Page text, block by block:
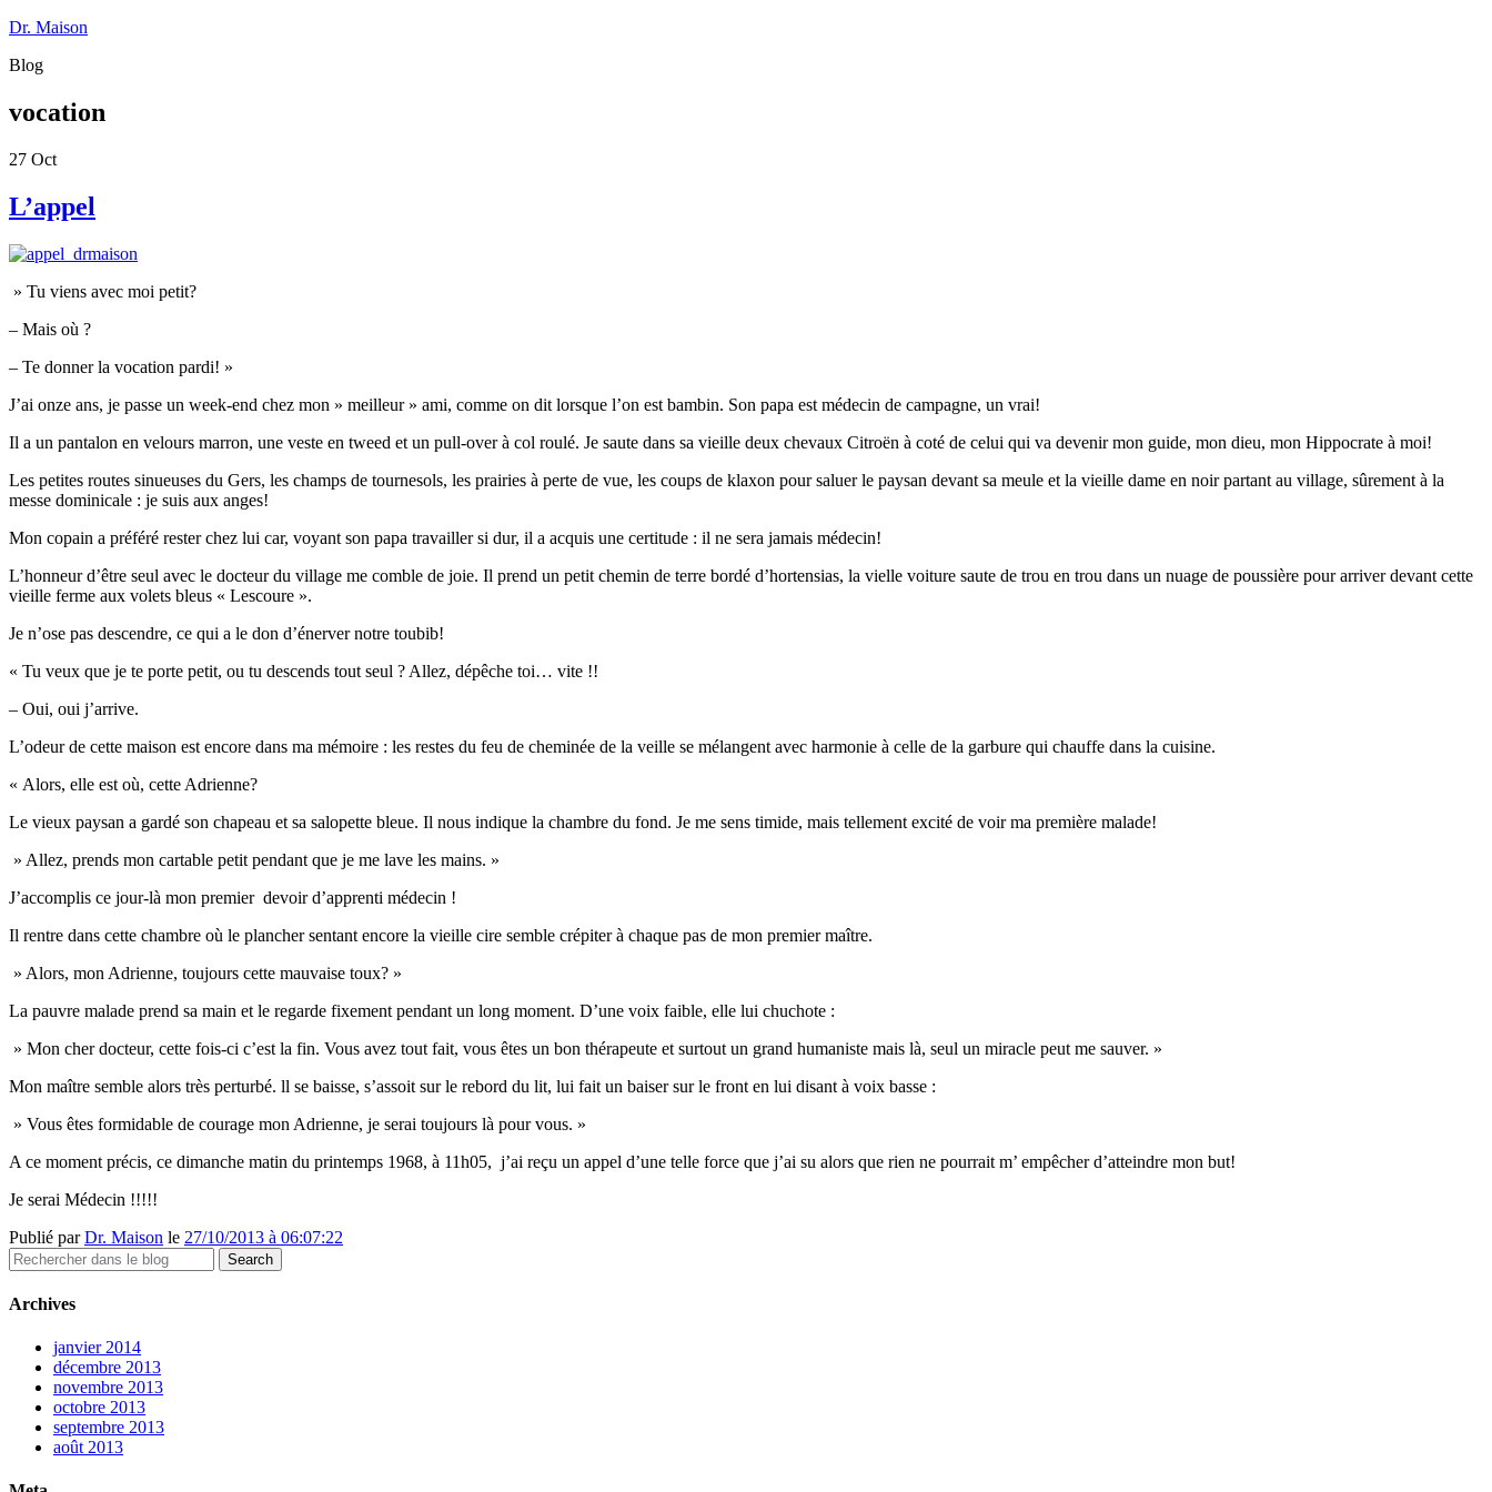
Dr. Maison
Blog
vocation
27 Oct
L’appel
» Tu viens avec moi petit?
– Mais où ?
– Te donner la vocation pardi! »
J’ai onze ans, je passe un week-end chez mon » meilleur » ami, comme on dit lorsque l’on est bambin. Son papa est médecin de campagne, un vrai!
Il a un pantalon en velours marron, une veste en tweed et un pull-over à col roulé. Je saute dans sa vieille deux chevaux Citroën à coté de celui qui va devenir mon guide, mon dieu, mon Hippocrate à moi!
Les petites routes sinueuses du Gers, les champs de tournesols, les prairies à perte de vue, les coups de klaxon pour saluer le paysan devant sa meule et la vieille dame en noir partant au village, sûrement à la
messe dominicale : je suis aux anges!
Mon copain a préféré rester chez lui car, voyant son papa travailler si dur, il a acquis une certitude : il ne sera jamais médecin!
L’honneur d’être seul avec le docteur du village me comble de joie. Il prend un petit chemin de terre bordé d’hortensias, la vielle voiture saute de trou en trou dans un nuage de poussière pour arriver devant cette
vieille ferme aux volets bleus « Lescoure ».
Je n’ose pas descendre, ce qui a le don d’énerver notre toubib!
« Tu veux que je te porte petit, ou tu descends tout seul ? Allez, dépêche toi… vite !!
– Oui, oui j’arrive.
L’odeur de cette maison est encore dans ma mémoire : les restes du feu de cheminée de la veille se mélangent avec harmonie à celle de la garbure qui chauffe dans la cuisine.
« Alors, elle est où, cette Adrienne?
Le vieux paysan a gardé son chapeau et sa salopette bleue. Il nous indique la chambre du fond. Je me sens timide, mais tellement excité de voir ma première malade!
» Allez, prends mon cartable petit pendant que je me lave les mains. »
J’accomplis ce jour-là mon premier devoir d’apprenti médecin !
Il rentre dans cette chambre où le plancher sentant encore la vieille cire semble crépiter à chaque pas de mon premier maître.
» Alors, mon Adrienne, toujours cette mauvaise toux? »
La pauvre malade prend sa main et le regarde fixement pendant un long moment. D’une voix faible, elle lui chuchote :
» Mon cher docteur, cette fois-ci c’est la fin. Vous avez tout fait, vous êtes un bon thérapeute et surtout un grand humaniste mais là, seul un miracle peut me sauver. »
Mon maître semble alors très perturbé. ll se baisse, s’assoit sur le rebord du lit, lui fait un baiser sur le front en lui disant à voix basse :
» Vous êtes formidable de courage mon Adrienne, je serai toujours là pour vous. »
A ce moment précis, ce dimanche matin du printemps 1968, à 11h05, j’ai reçu un appel d’une telle force que j’ai su alors que rien ne pourrait m’ empêcher d’atteindre mon but!
Je serai Médecin !!!!!
Publié parDr. Maison le 27/10/2013 à 06:07:22
Archives
janvier 2014
décembre 2013
novembre 2013
octobre 2013
septembre 2013
août 2013